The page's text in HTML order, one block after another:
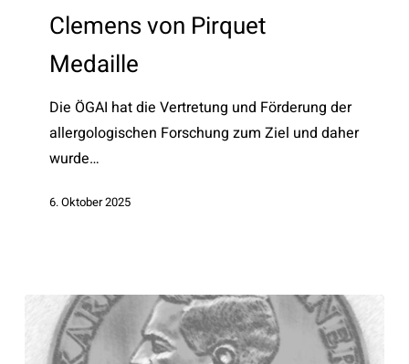
Pirquet
Medaille
Clemens von Pirquet
Medaille
Die ÖGAI hat die Vertretung und Förderung der
allergologischen Forschung zum Ziel und daher
wurde…
6. Oktober 2025